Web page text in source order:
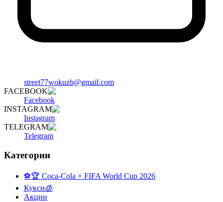
street77wokuzb@gmail.com
FACEBOOK
Facebook
INSTAGRAM
Instagram
TELEGRAM
Telegram
Категории
⚽️🏆 Coca-Cola × FIFA World Cup 2026
Кукси🧊
Акции